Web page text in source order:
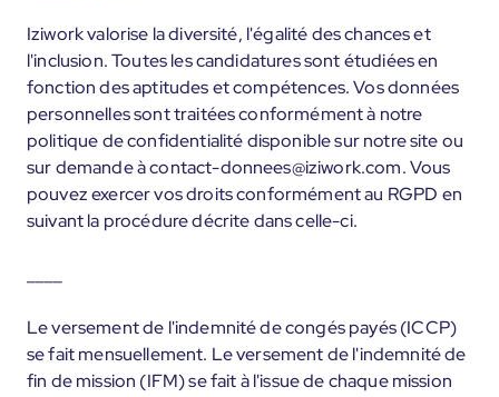
Iziwork valorise la diversité, l'égalité des chances et
l'inclusion. Toutes les candidatures sont étudiées en
fonction des aptitudes et compétences. Vos données
personnelles sont traitées conformément à notre
politique de confidentialité disponible sur notre site ou
sur demande à contact-donnees@iziwork.com. Vous
pouvez exercer vos droits conformément au RGPD en
suivant la procédure décrite dans celle-ci.
Le versement de l'indemnité de congés payés (ICCP)
se fait mensuellement. Le versement de l'indemnité de
fin de mission (IFM) se fait à l'issue de chaque mission